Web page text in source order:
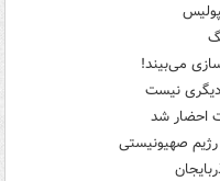
می‌بیند!
دیگری نیست
احضار شد
صهیونیستی